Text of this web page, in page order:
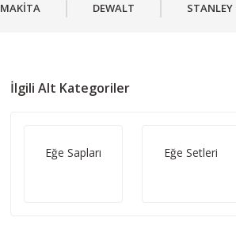
MAKİTA DEWALT STANLEY
İlgili Alt Kategoriler
Eğe Sapları Eğe Setleri